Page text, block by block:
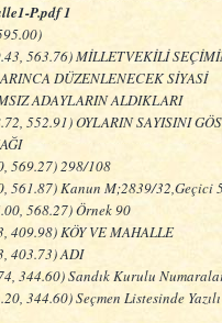
P.pdf 1
563.76) MİLLETVEKİLİ
DÜZENLENECEK SİYASİ
ADAYLARIN ALDIKLARI
552.91) OYLARIN SAYISINI
569.27) 298/108
561.87) Kanun M;2839/32,Geçici
568.27) Örnek 90
409.98) KÖY VE MAHALLE
403.73) ADI
344.60) Sandık Kurulu
344.60) Seçmen Listesinde Yazılı